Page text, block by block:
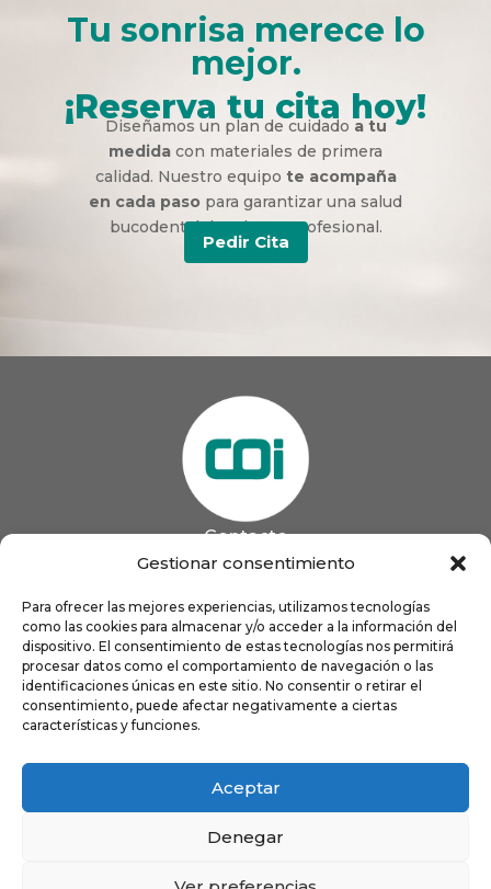
Gestionar consentimiento
Para ofrecer las mejores experiencias, utilizamos tecnologías
como las cookies para almacenar y/o acceder a la información del
dispositivo. El consentimiento de estas tecnologías nos permitirá
procesar datos como el comportamiento de navegación o las
identificaciones únicas en este sitio. No consentir o retirar el
consentimiento, puede afectar negativamente a ciertas
características y funciones.
Aceptar
Denegar
Tu sonrisa merece lo
mejor.
¡Reserva tu cita hoy!
Diseñamos un plan de cuidado a tu
medida con materiales de primera
calidad. Nuestro equipo te acompaña
en cada paso para garantizar una salud
bucodental duradera y profesional.
Pedir Cita
Contacto
 coigijon@gmail.com
Horario
Lun
9:00 a 13:00 - 16:00 a 21:00
Mar
9:00 a 13:00 - 16:00 a 20:00
Mié
9:00 a 14:00 - 16:00 a 19:00
Jue
9:00 a 13:00 - 16:00 a 19:00